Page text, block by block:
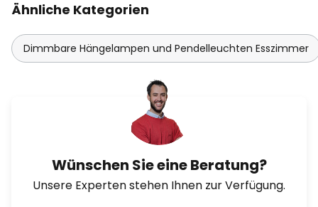
Ähnliche Kategorien
Dimmbare Hängelampen und Pendelleuchten Esszimmer
Wünschen Sie eine Beratung?
Unsere Experten stehen Ihnen zur Verfügung.